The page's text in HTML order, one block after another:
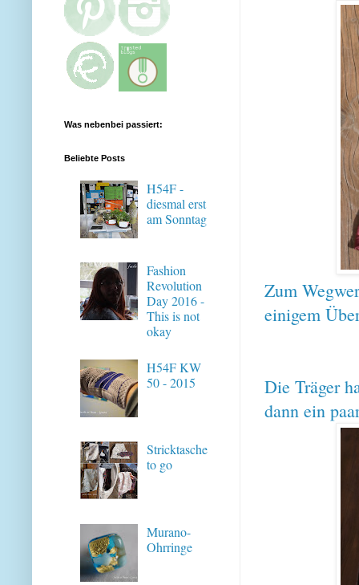
Zum
einigem
Die Träger
dann ein
Was nebenbei passiert:
Beliebte Posts
H54F -
diesmal erst
am Sonntag
Fashion
Revolution
Day 2016 -
This is not
okay
H54F KW
50 - 2015
Stricktasche
to go
Murano-
Ohrringe